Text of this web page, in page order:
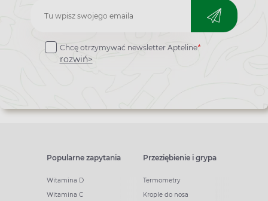
Zapisz
do
newslettera
Chcę otrzymywać newsletter Apteline*
rozwiń>
Popularne zapytania
Witamina D
Witamina C
Przeziębienie i grypa
Termometry
Krople do nosa